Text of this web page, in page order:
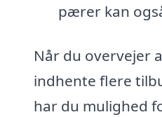
pærer kan
Når du overvejer
indhente flere
har du mulighed